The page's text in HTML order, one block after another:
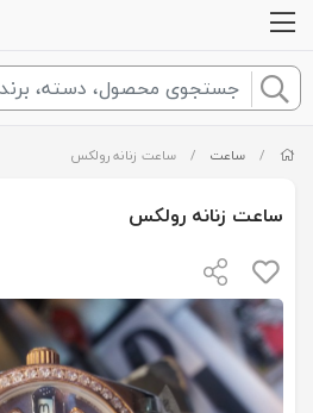
/ ساعت / ساعت زنانه رولکس
ساعت زنانه رولکس